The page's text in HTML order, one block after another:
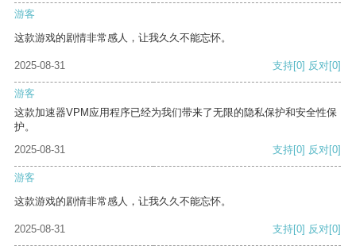
游客
这款游戏的剧情非常感人，让我久久不能忘怀。
2025-08-31 支持[0] 反对[0]
游客
这款加速器VPM应用程序已经为我们带来了无限的隐私保护和安全性保
护。
2025-08-31
支持[0] 反对[0]
游客
这款游戏的剧情非常感人，让我久久不能忘怀。
2025-08-31 支持[0] 反对[0]